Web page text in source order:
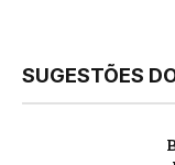
SUGESTÕES